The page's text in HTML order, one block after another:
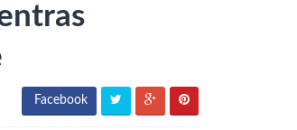
Facebook